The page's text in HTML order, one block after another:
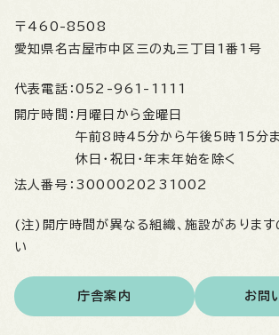
〒460-8508
愛知県名古屋市中区三の丸三丁目1番1号
代表電話： 052-961-1111
開庁時間： 月曜日から金曜日
午前8時45分から午後5時15分
休日・祝日・年末年始を除く
法人番号： 3000020231002
(注)開庁時間が異なる組織、施設があります
い
庁舎案内 お問